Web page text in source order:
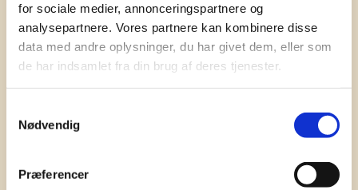
for sociale medier, annonceringspartnere og
analysepartnere. Vores partnere kan kombinere disse
data med andre oplysninger, du har givet dem, eller som
de har indsamlet fra din brug af deres tjenester.
Nødvendig
Præferencer
Få vores nyhedsbrev med
information om tilbud, nye varer og
andet godt
Kæmpe udvalg i klassiske og nyskabende gaveidéer
har ydet god personlig service til en